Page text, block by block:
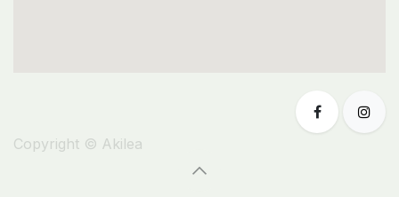
Copyright © Akilea